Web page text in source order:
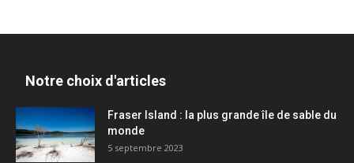
Notre choix d'articles
Fraser Island : la plus grande île de sable du
monde
5 septembre 2023